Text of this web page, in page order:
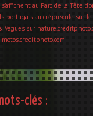
au Parc de la Tête
portugais au crépuscule sur
sur
clés :